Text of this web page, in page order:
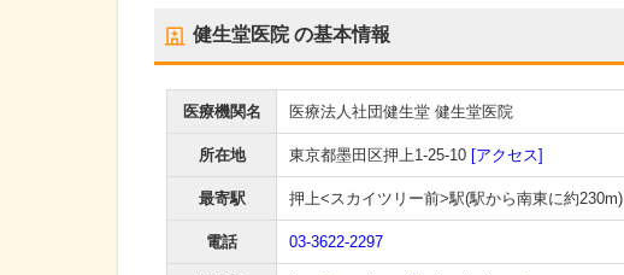
健生堂医院の基本情報
医療機関名 医療法人社団健生堂 健生堂医院
所在地 東京都墨田区押上1-25-10 [アクセス]
最寄駅 押上<スカイツリー前>駅(駅から南東に約230m)
電話 03-3622-2297